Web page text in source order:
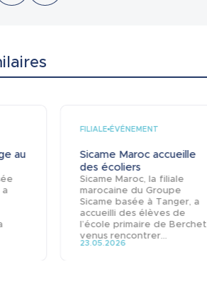
au
a
FILIALE ÉVÉNEMENT
Sicame Maroc accueille
des écoliers
Sicame Maroc, la filiale
marocaine du Groupe
Sicame basée à Tanger, a
accueilli des élèves de
l’école primaire de Berchet,
venus rencontrer...
23.05.2026